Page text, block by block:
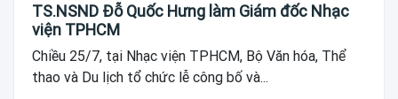
TS.NSND Đỗ Quốc Hưng làm Giám đốc Nhạc
viện TPHCM
Chiều 25/7, tại Nhạc viện TPHCM, Bộ Văn hóa, Thể
thao và Du lịch tổ chức lễ công bố và...